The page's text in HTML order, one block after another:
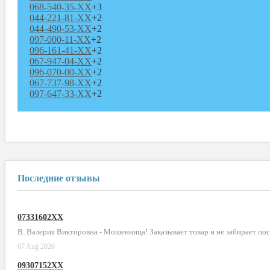
068-540-35-XX+3
044-221-81-XX+2
044-490-53-XX+2
097-000-11-XX+2
096-161-41-XX+2
067-947-04-XX+2
096-070-00-XX+2
067-737-98-XX+2
097-647-33-XX+2
Последние отзывы
07331602XX
В. Валерия Викторовна - Мошенница! Заказывает товар и не забирает
07 Aug 2026
09307152XX